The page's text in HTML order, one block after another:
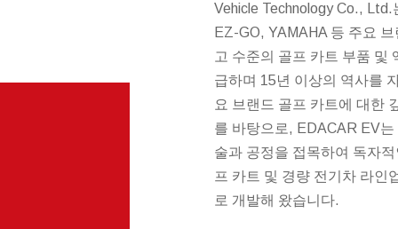
Vehicle Technology Co., Ltd.
EZ-GO, YAMAHA 등 주요 브
고 수준의 골프 카트 부품 및
급하며 15년 이상의 역사를
요 브랜드 골프 카트에 대한
를 바탕으로, EDACAR EV는
술과 공정을 접목하여 독자
프 카트 및 경량 전기차 라인
로 개발해 왔습니다.